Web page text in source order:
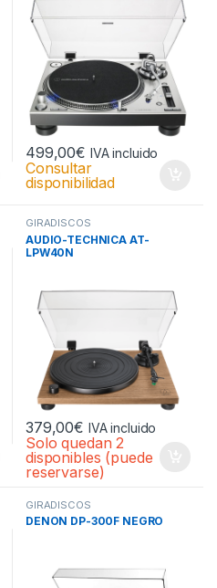
499,00€ IVA incluido
Consultar
disponibilidad
GIRADISCOS
AUDIO-TECHNICA AT-
LPW40N
379,00€ IVA incluido
Solo quedan 2
disponibles (puede
reservarse)
GIRADISCOS
DENON DP-300F NEGRO